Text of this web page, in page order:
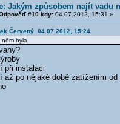
Jakým způsobem najít vadu
#10 kdy:04.07.2012, 15:31 »
Červený 04.07.2012, 15:24
byla
při instalaci
až po nějaké době zatížením od